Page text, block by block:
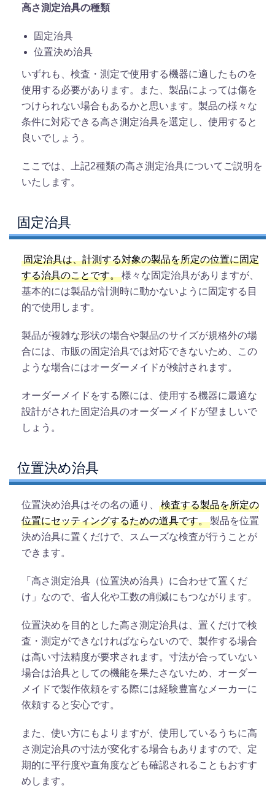
高さ測定治具の種類
固定治具
位置決め治具
いずれも、検査・測定で使用する機器に適したものを
使用する必要があります。また、製品によっては傷を
つけられない場合もあるかと思います。製品の様々な
条件に対応できる高さ測定治具を選定し、使用すると
良いでしょう。
ここでは、上記2種類の高さ測定治具についてご説明を
いたします。
固定治具
固定治具は、計測する対象の製品を所定の位置に固定
する治具のことです。様々な固定治具がありますが、
基本的には製品が計測時に動かないように固定する目
的で使用します。
製品が複雑な形状の場合や製品のサイズが規格外の場
合には、市販の固定治具では対応できないため、この
ような場合にはオーダーメイドが検討されます。
オーダーメイドをする際には、使用する機器に最適な
設計がされた固定治具のオーダーメイドが望ましいで
しょう。
位置決め治具
位置決め治具はその名の通り、
検査する製品を所定の
位置にセッティングするための道具です。製品を位置
決め治具に置くだけで、スムーズな検査が行うことが
できます。
「高さ測定治具（位置決め治具）に合わせて置くだ
け」なので、省人化や工数の削減にもつながります。
位置決めを目的とした高さ測定治具は、置くだけで検
査・測定ができなければならないので、製作する場合
は高い寸法精度が要求されます。寸法が合っていない
場合は治具としての機能を果たさないため、オーダー
メイドで製作依頼をする際には経験豊富なメーカーに
依頼すると安心です。
また、使い方にもよりますが、使用しているうちに高
さ測定治具の寸法が変化する場合もありますので、定
期的に平行度や直角度なども確認されることもおすす
めします。